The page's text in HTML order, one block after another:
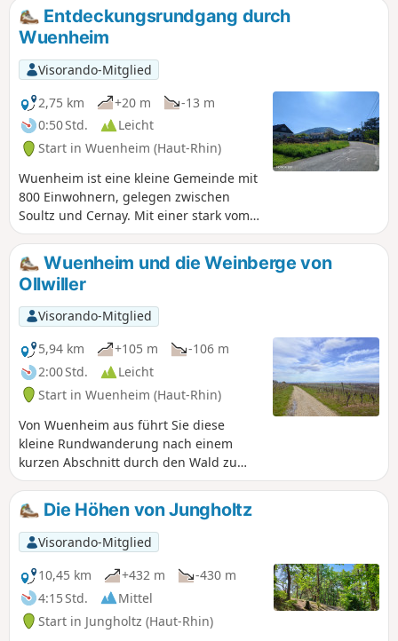
Thierenbach, bevor Sie das Dorf
Jungholtz durchqueren, um zum
Mittelbourg und seinen Weinbergen zu
gelangen, und schließlich zum
Ausgangspunkt in der Nähe des
Storchenparks von Soultz/Wuenheim
zurückkehren.
Entdeckungsrundgang durch
Wuenheim
Visorando-Mitglied
2,75 km
+20 m
-13 m
0:50 Std.
Leicht
Start in Wuenheim (Haut-Rhin)
Wuenheim ist eine kleine Gemeinde mit
800 Einwohnern, gelegen zwischen
Soultz und Cernay. Mit einer stark vom
Weinbau geprägten Vergangenheit
führt dieser Rundgang an
verschiedenen Winzerhäusern vorbei,
die beide Weltkriege überstanden
haben. Tatsächlich wurde das Dorf
Wuenheim vom Ersten Weltkrieg stark
in Mitleidenschaft gezogen. Auf diesem
Rundgang können Sie die
Vergangenheit Wuenheims im
Zusammenhang mit dem Weinbau
entdecken, dabei das Thema des
Wiederaufbaus des Dorfes nach dem
Ersten Weltkrieg beleuchten und die
Auswirkungen dieses Krieges auf das
Dorf kennenlernen.
Wuenheim und die Weinberge von
Ollwiller
Visorando-Mitglied
5,94 km
+105 m
-106 m
2:00 Std.
Leicht
Start in Wuenheim (Haut-Rhin)
Von Wuenheim aus führt Sie diese
kleine Rundwanderung nach einem
kurzen Abschnitt durch den Wald zu
den Weinbergen von Ollwiller.
Die Höhen von Jungholtz
Visorando-Mitglied
10,45 km
+432 m
-430 m
4:15 Std.
Mittel
Start in Jungholtz (Haut-Rhin)